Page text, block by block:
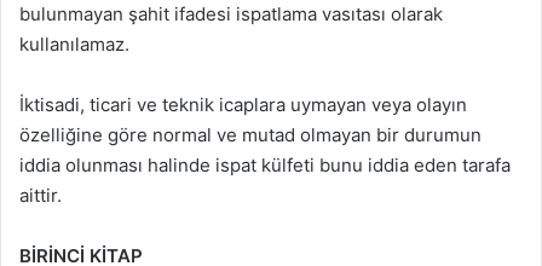
bulunmayan şahit ifadesi ispatlama vasıtası olarak
kullanılamaz.
İktisadi, ticari ve teknik icaplara uymayan veya olayın
özelliğine göre normal ve mutad olmayan bir durumun
iddia olunması halinde ispat külfeti bunu iddia eden tarafa
aittir.
BİRİNCİ KİTAP